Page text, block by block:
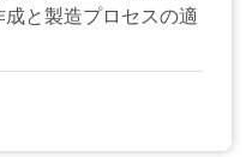
と製造プロセスの適